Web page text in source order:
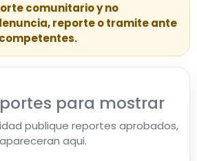
comunitario y no
reporte o tramite ante
para mostrar
publique reportes aprobados,
apareceran aqui.